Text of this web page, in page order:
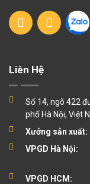
Liên Hệ
Số 14, ngõ 422
phố Hà Nội, Việt
Xưởng sản xuất:
VPGD Hà Nội:
VPGD HCM: